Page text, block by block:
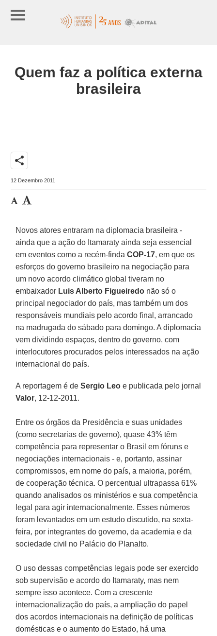
Quem faz a política externa
brasileira
share
12 Dezembro 2011
Novos atores entraram na diplomacia brasileira -
ainda que a ação do Itamaraty ainda seja essencial
em eventos como a recém-finda COP-17, em que os
esforços do governo brasileiro na negociação para
um novo acordo climático global tiveram no
embaixador Luis Alberto Figueiredo não só o
principal negociador do país, mas também um dos
responsáveis mundiais pelo acordo final, arrancado
na madrugada do sábado para domingo. A diplomacia
vem dividindo espaços, dentro do governo, com
interlocutores procurados pelos interessados na ação
internacional do país.
A reportagem é deSergio Leo e publicada pelo jornal
Valor, 12-12-2011.
Entre os órgãos da Presidência e suas unidades
(como secretarias de governo), quase 43% têm
competência para representar o Brasil em fóruns e
negociações internacionais - e, portanto, assinar
compromissos, em nome do país, a maioria, porém,
de cooperação técnica. O percentual ultrapassa 61%
quando analisados os ministérios e sua competência
legal para agir internacionalmente. Esses números
foram levantados em um estudo discutido, na sexta-
feira, por integrantes do governo, da academia e da
sociedade civil no Palácio do Planalto.
O uso dessas competências legais pode ser exercido
sob supervisão e acordo do Itamaraty, mas nem
sempre isso acontece. Com a crescente
internacionalização do país, a ampliação do papel
dos acordos internacionais na definição de políticas
domésticas e o aumento do Estado, há uma